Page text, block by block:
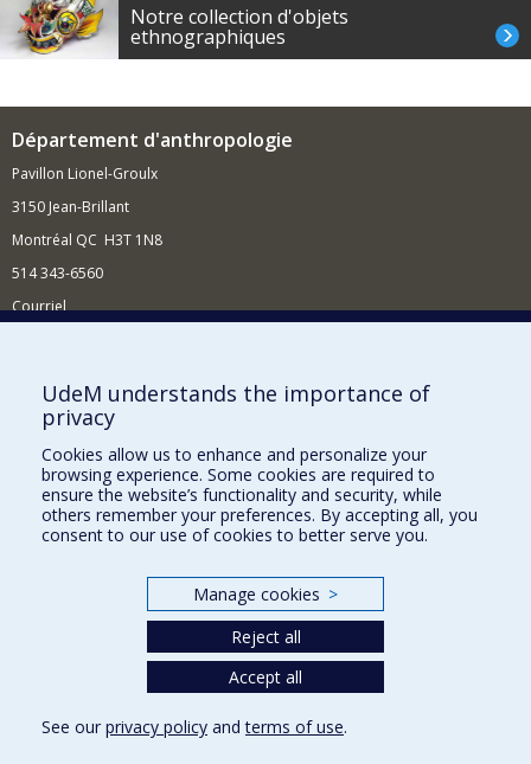
Notre collection d'objets
ethnographiques
Département d'anthropologie
Pavillon Lionel-Groulx
3150 Jean-Brillant
Montréal QC H3T 1N8
514 343-6560
Courriel
Comment soutenir le Département?
BESOIN D'AIDE?
Plan du site
Signaler une erreur
Accessibilité
Nos départements et écoles
UdeM understands the importance of
privacy
Cookies allow us to enhance and personalize your
browsing experience. Some cookies are required to
ensure the website’s functionality and security, while
others remember your preferences. By accepting all, you
consent to our use of cookies to better serve you.
Manage cookies >
Reject all
Accept all
See our privacy policy andterms of use.